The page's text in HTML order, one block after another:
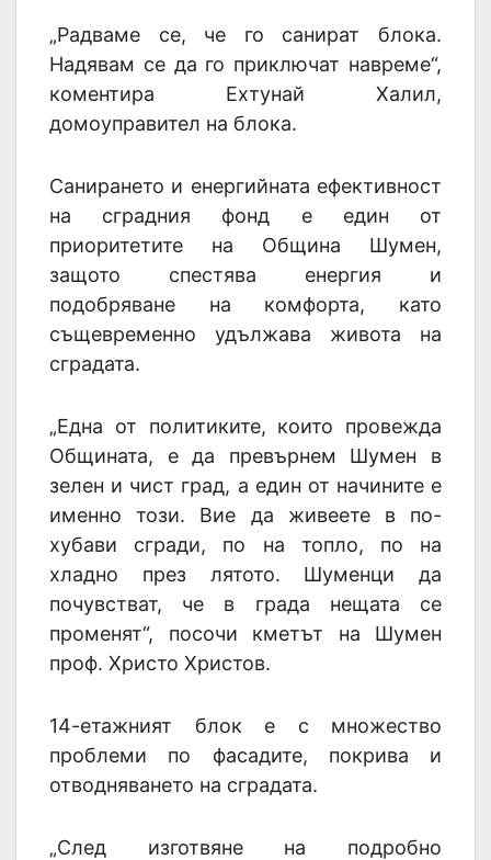
„Радваме се, че го санират блока.
Надявам се да го приключат навреме“,
коментира Ехтунай Халил,
домоуправител на блока.
Санирането и енергийната ефективност
на сградния фонд е един от
приоритетите на Община Шумен,
защото спестява енергия и
подобряване на комфорта, като
същевременно удължава живота на
сградата.
„Една от политиките, които провежда
Общината, е да превърнем Шумен в
зелен и чист град, а един от начините е
именно този. Вие да живеете в по-
хубави сгради, по на топло, по на
хладно през лятото. Шуменци да
почувстват, че в града нещата се
променят“, посочи кметът на Шумен
проф. Христо Христов.
14-етажният блок е с множество
проблеми по фасадите, покрива и
отводняването на сградата.
„След изготвяне на подробно